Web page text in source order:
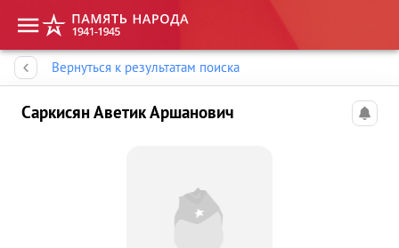
Вернуться к результатам поиска
Саркисян Аветик Аршанович
Память народа